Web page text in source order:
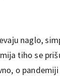
naglo,
tiho se
o